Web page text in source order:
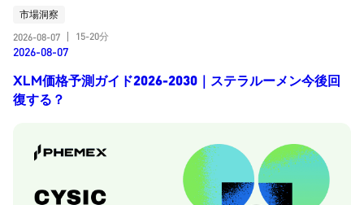
市場洞察
2026-08-07
15-20分
2026-08-07
XLM価格予測ガイド2026-2030｜ステラルーメン今後回
復する？